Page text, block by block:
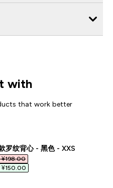
with
that work better
罗纹背心 - 黑色 - XXS
¥198.00‎
¥150.00‎